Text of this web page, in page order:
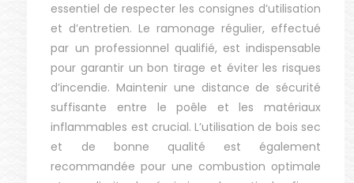
essentiel de respecter les consignes d’utilisation
et d’entretien. Le ramonage régulier, effectué
par un professionnel qualifié, est indispensable
pour garantir un bon tirage et éviter les risques
d’incendie. Maintenir une distance de sécurité
suffisante entre le poêle et les matériaux
inflammables est crucial. L’utilisation de bois sec
et de bonne qualité est également
recommandée pour une combustion optimale